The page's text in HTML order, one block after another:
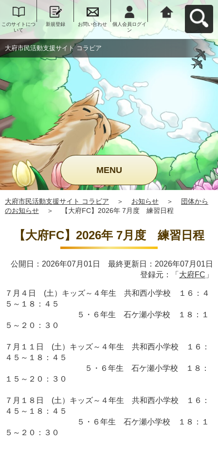
このサイトにつ
いて
新規登録 お問い合わせ
個人会員ログイ
ン
大府市民活動支
援サイト コラビ
アへ戻る
大府市民活動支援サイト コラビア
MENU
大府市民活動支援サイト コラビア ＞ お知らせ ＞
団体から
のお知らせ
＞ 【大府FC】2026年 7月度 練習日程
【大府FC】2026年 7月度 練習日程
公開日：2026年07月01日 最終更新日：2026年07月01日
登録元：「 大府FC 」
７月４日 (土）キッズ～４年生 共和西小学校 １６：４
５～１８：４５
５・６年生 石ケ瀬小学校 １８：１
５～２０：３０
７月１１日 (土）キッズ～４年生 共和西小学校 １６：
４５～１８：４５
５・６年生 石ケ瀬小学校 １８：
１５～２０：３０
７月１８日 (土）キッズ～４年生 共和西小学校 １６：
４５～１８：４５
５・６年生 石ケ瀬小学校 １８：１
５～２０：３０